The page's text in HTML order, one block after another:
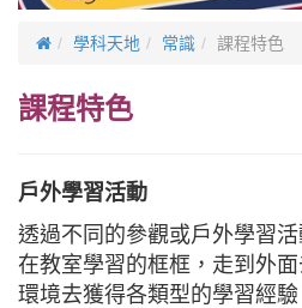
學科天地 常識 課程特色
課程特色
戶外學習活動
透過不同的參觀或戶外學習
在教室學習的框框，走到外
環境去獲得各類型的學習經